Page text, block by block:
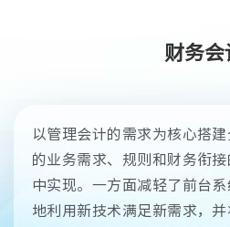
财务会
以管理会计的需求为核心搭
的业务需求、规则和财务衔
中实现。一方面减轻了前台
地利用新技术满足新需求，